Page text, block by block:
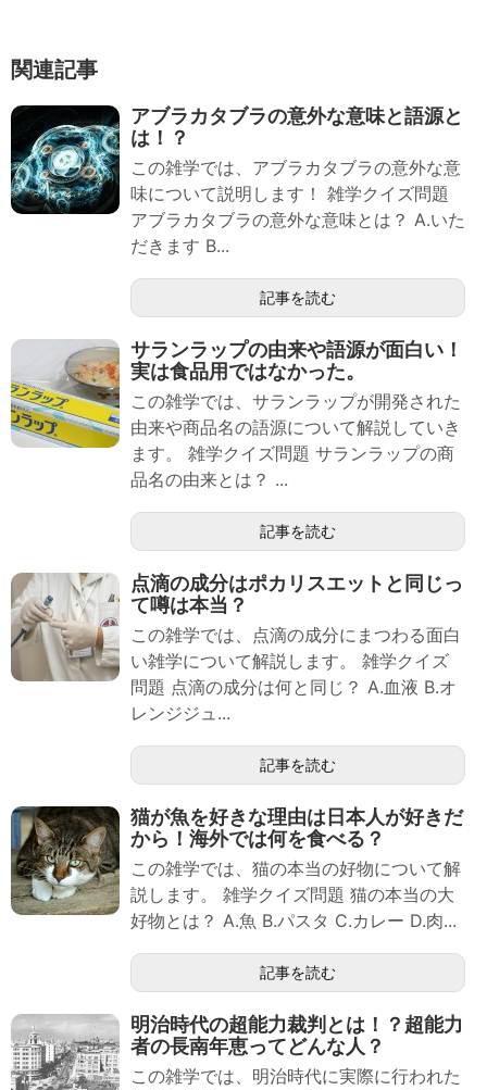
関連記事
アブラカタブラの意外な意味と語源と
は！？
この雑学では、アブラカタブラの意外な意
味について説明します！ 雑学クイズ問題
アブラカタブラの意外な意味とは？ A.いた
だきます B...
記事を読む
サランラップの由来や語源が面白い！
実は食品用ではなかった。
この雑学では、サランラップが開発された
由来や商品名の語源について解説していき
ます。 雑学クイズ問題 サランラップの商
品名の由来とは？ ...
記事を読む
点滴の成分はポカリスエットと同じっ
て噂は本当？
この雑学では、点滴の成分にまつわる面白
い雑学について解説します。 雑学クイズ
問題 点滴の成分は何と同じ？ A.血液 B.オ
レンジジュ...
記事を読む
猫が魚を好きな理由は日本人が好きだ
から！海外では何を食べる？
この雑学では、猫の本当の好物について解
説します。 雑学クイズ問題 猫の本当の大
好物とは？ A.魚 B.パスタ C.カレー D.肉...
記事を読む
明治時代の超能力裁判とは！？超能力
者の長南年恵ってどんな人？
この雑学では、明治時代に実際に行われた